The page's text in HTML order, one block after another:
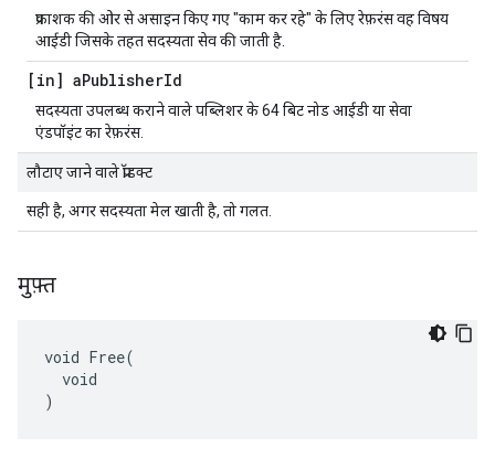
प्रकाशक की ओर से असाइन किए गए "काम कर रहे" के लिए रेफ़रंस वह विषय
आईडी जिसके तहत सदस्यता सेव की जाती है.
[in] aPublisherId
सदस्यता उपलब्ध कराने वाले पब्लिशर के 64 बिट नोड आईडी या सेवा
एंडपॉइंट का रेफ़रंस.
लौटाए जाने वाले प्रॉडक्ट
सही है, अगर सदस्यता मेल खाती है, तो गलत.
मुफ़्त
void Free(
  void
)